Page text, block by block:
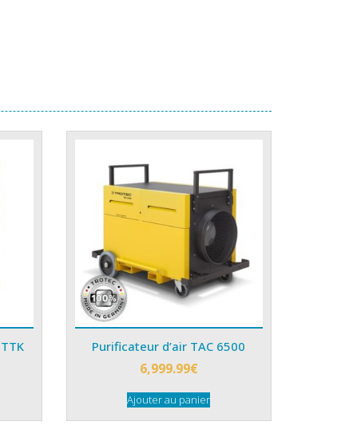
Purificateur d’air TAC 6500
6,999.99€
Ajouter au panier